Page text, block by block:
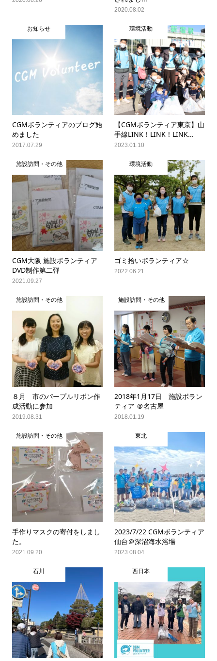
2020.08.02
お知らせ
CGMボランティアのブログ始
めました
2017.07.29
環境活動
【CGMボランティア東京】山
手線LINK！LINK！LINK...
2023.01.10
施設訪問・その他
CGM大阪 施設ボランティア
DVD制作第二弾
2021.09.27
環境活動
ゴミ拾いボランティア☆
2022.06.21
施設訪問・その他
８月 市のパープルリボン作
成活動に参加
2019.08.31
施設訪問・その他
2018年1月17日 施設ボラン
ティア ＠名古屋
2018.01.19
施設訪問・その他
手作りマスクの寄付をしまし
た。
2021.09.20
東北
2023/7/22 CGMボランティア
仙台＠深沼海水浴場
2023.08.04
石川 西日本